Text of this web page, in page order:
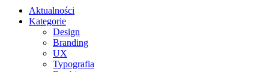
Aktualności
Kategorie
Design
Branding
UX
Typografia